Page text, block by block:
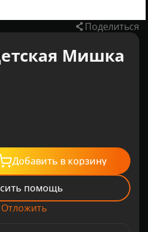
Поделиться
Мишка
Добавить в корзину
помощь
Отложить